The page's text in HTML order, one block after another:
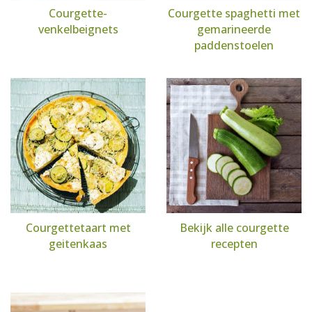
Courgette-
venkelbeignets
Courgette spaghetti met
gemarineerde
paddenstoelen
Courgettetaart met
geitenkaas
Bekijk alle courgette
recepten